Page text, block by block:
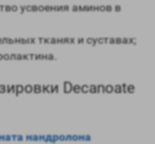
усвоения аминов в
тканях и суставах;
Decanoate
нандролона